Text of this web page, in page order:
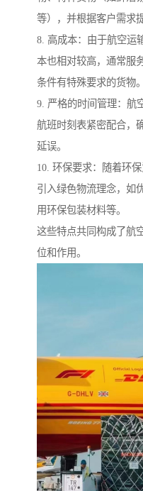
等），并根据客户需求
8. 高成本：由于航空运
本也相对较高，通常服
条件有特殊要求的货物。
9. 严格的时间管理：航
航班时刻表紧密配合，
延误。
10. 环保要求：随着环
引入绿色物流理念，如
用环保包装材料等。
这些特点共同构成了航
位和作用。